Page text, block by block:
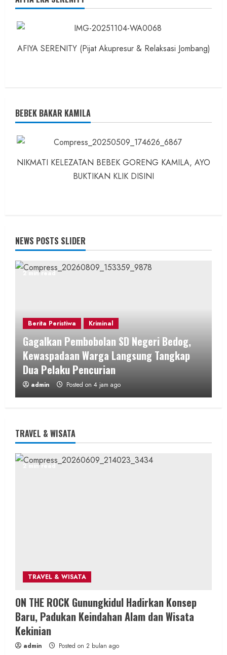
AFIYA SERENITY (Pijat Akupresur & Relaksasi Jombang)
BEBEK BAKAR KAMILA
NIKMATI KELEZATAN BEBEK GORENG KAMILA, AYO
BUKTIKAN KLIK DISINI
NEWS POSTS SLIDER
2 min read
Berita Peristiwa Kriminal
Gagalkan Pembobolan SD Negeri Bedog,
Kewaspadaan Warga Langsung Tangkap
Dua Pelaku Pencurian
admin Posted on 4 jam ago
Berita Daerah
Berita KUA Semugih, DIY
Penyuluh KUA Pengasih Tegaskan
Pentingnya Pola Asuh dan Lingkungan
Anak di Pengajian SD N Kutogiri
TRAVEL & WISATA
2 min read
TRAVEL & WISATA
ON THE ROCK Gunungkidul Hadirkan Konsep
Baru, Padukan Keindahan Alam dan Wisata
Kekinian
admin Posted on 2 bulan ago